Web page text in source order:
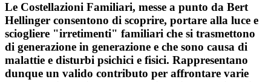
Le Costellazioni Familiari, messe a punto da Bert
Hellinger consentono di scoprire, portare alla luce e
sciogliere "irretimenti" familiari che si trasmettono
di generazione in generazione e che sono causa di
malattie e disturbi psichici e fisici. Rappresentano
dunque un valido contributo per affrontare varie